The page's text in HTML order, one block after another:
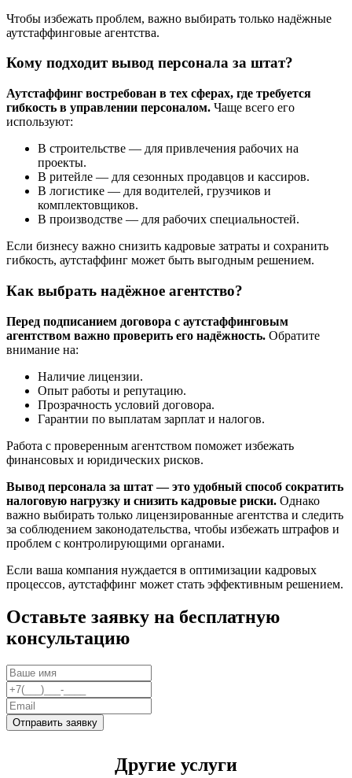
Чтобы избежать проблем, важно выбирать только надёжные
аутстаффинговые агентства.
Кому подходит вывод персонала за штат?
Аутстаффинг востребован в тех сферах, где требуется
гибкость в управлении персоналом. Чаще всего его
используют:
В строительстве — для привлечения рабочих на
проекты.
В ритейле — для сезонных продавцов и кассиров.
В логистике — для водителей, грузчиков и
комплектовщиков.
В производстве — для рабочих специальностей.
Если бизнесу важно снизить кадровые затраты и сохранить
гибкость, аутстаффинг может быть выгодным решением.
Как выбрать надёжное агентство?
Перед подписанием договора с аутстаффинговым
агентством важно проверить его надёжность. Обратите
внимание на:
Наличие лицензии.
Опыт работы и репутацию.
Прозрачность условий договора.
Гарантии по выплатам зарплат и налогов.
Работа с проверенным агентством поможет избежать
финансовых и юридических рисков.
Вывод персонала за штат — это удобный способ сократить
налоговую нагрузку и снизить кадровые риски. Однако
важно выбирать только лицензированные агентства и следить
за соблюдением законодательства, чтобы избежать штрафов и
проблем с контролирующими органами.
Если ваша компания нуждается в оптимизации кадровых
процессов, аутстаффинг может стать эффективным решением.
Оставьте заявку на бесплатную
консультацию
Отправить заявку
Другие услуги